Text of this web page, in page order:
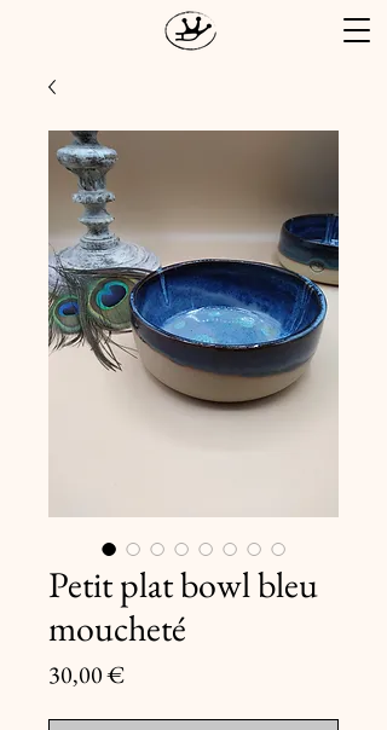
Petit plat bowl bleu
moucheté
30,00 €Prix